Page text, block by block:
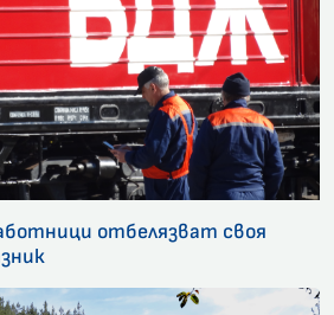
отбелязват своя